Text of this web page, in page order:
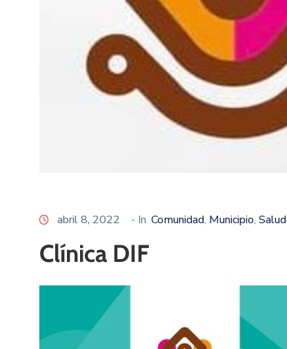
abril 8, 2022 - In Comunidad‚ Municipio‚ Salud
Clínica DIF